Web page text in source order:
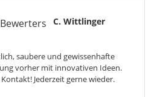
C. Wittlinger
saubere und gewissenhafte
vorher mit innovativen Ideen.
Jederzeit gerne wieder.